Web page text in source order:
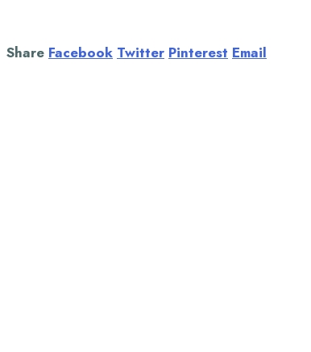
Share Facebook Twitter Pinterest Email